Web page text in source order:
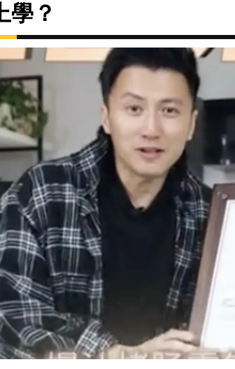
學？